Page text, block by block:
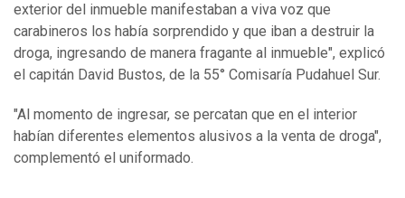
exterior del inmueble manifestaban a viva voz que
carabineros los había sorprendido y que iban a destruir la
droga, ingresando de manera fragante al inmueble", explicó
el capitán David Bustos, de la 55° Comisaría Pudahuel Sur.
"Al momento de ingresar, se percatan que en el interior
habían diferentes elementos alusivos a la venta de droga",
complementó el uniformado.